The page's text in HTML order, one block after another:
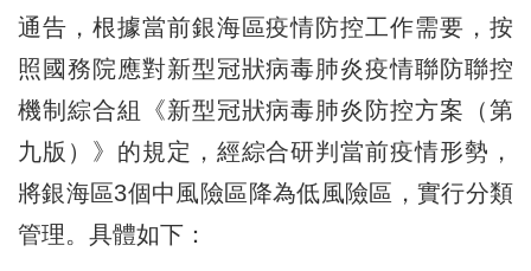
通告，根據當前銀海區疫情防控工作需要，按
照國務院應對新型冠狀病毒肺炎疫情聯防聯控
機制綜合組《新型冠狀病毒肺炎防控方案（第
九版）》的規定，經綜合研判當前疫情形勢，
將銀海區3個中風險區降為低風險區，實行分類
管理。具體如下：